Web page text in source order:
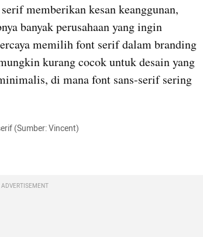
memberikan kesan keanggunan,
banyak perusahaan yang ingin
memilih font serif dalam branding
kurang cocok untuk desain yang
di mana font sans-serif sering
dan sans-serif (Sumber: Vincent)
ADVERTISEMENT